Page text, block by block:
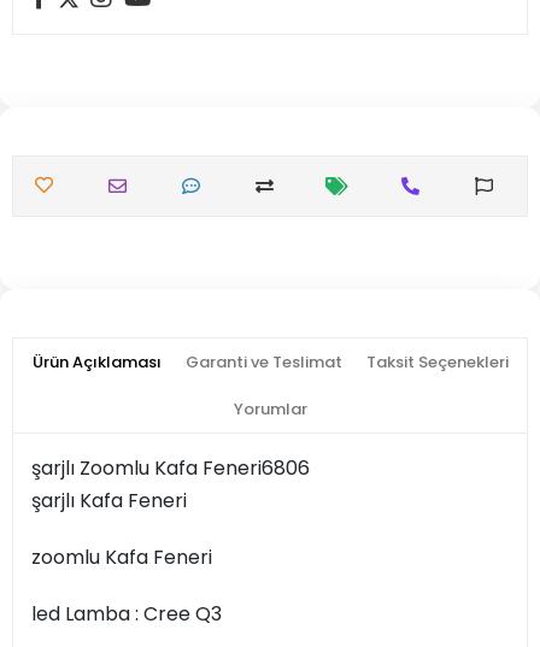
Ürün Açıklaması Garanti ve Teslimat Taksit Seçenekleri
Yorumlar
şarjlı Zoomlu Kafa Feneri6806
şarjlı Kafa Feneri
zoomlu Kafa Feneri
led Lamba : Cree Q3